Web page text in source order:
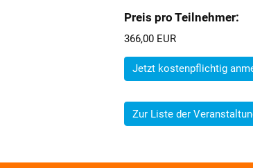
Preis pro Teilnehmer:
366,00 EUR
Jetzt kostenpflichtig
Zur Liste der